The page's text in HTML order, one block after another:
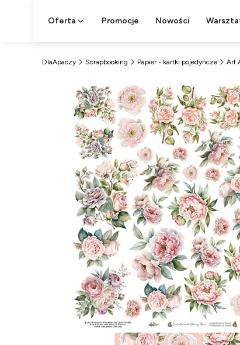
Oferta Promocje Nowości
DlaApaczy Scrapbooking Papier - kartki pojedyńcze Art